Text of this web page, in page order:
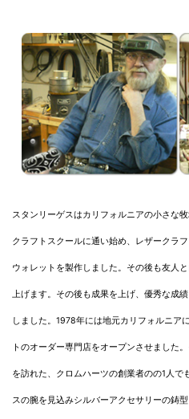
スタンリーゲスはカリフォルニアの小さな
クラフトスクールに通い始め、レザークラ
ウォレットを製作しました。その後も友人
上げます。その後も成果を上げ、優秀な成
しました。1978年には地元カリフォルニア
トのオーダー専門店をオープンさせました
を訪れた、クロムハーツの創業者のの1人
スの腕を見込みシルバーアクセサリーの鋳